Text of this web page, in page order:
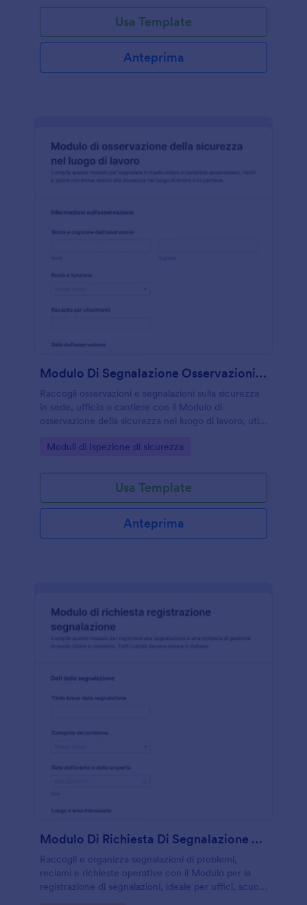
Usa Template
Anteprima
Modulo Di Segnalazione Osservazioni Di Sicurezza Sul Lavoro
Raccogli osservazioni e segnalazioni sulla sicurezza
in sede, ufficio o cantiere con il Modulo di
osservazione della sicurezza nel luogo di lavoro, utile
correttive e follow-up con Jotform.
Go to Category:
Moduli di Ispezione di sicurezza
Usa Template
Anteprima
Modulo Di Richiesta Di Segnalazione Problemi
Raccogli e organizza segnalazioni di problemi,
reclami e richieste operative con il Modulo per la
registrazione di segnalazioni, ideale per uffici, scuole